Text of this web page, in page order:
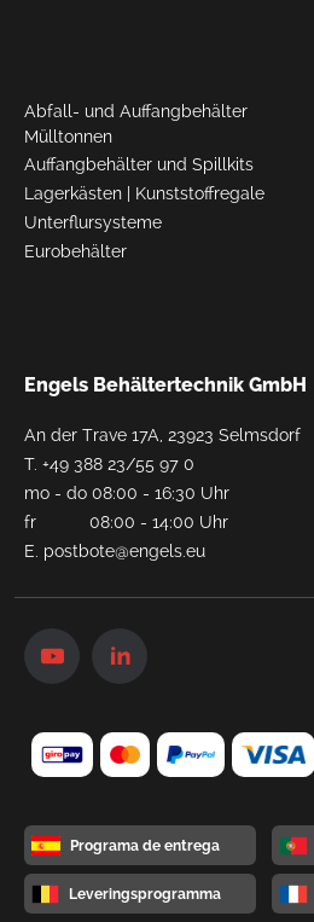
Abfall- und Auffangbehälter
Mülltonnen
Auffangbehälter und Spillkits
Lagerkästen
Kunststoffregale
Unterflursysteme
Eurobehälter
Engels Behältertechnik GmbH
An der Trave 17A, 23923 Selmsdorf
T. +49 388 23/55 97 0
mo - do 08:00 - 16:30 Uhr
fr 08:00 - 14:00 Uhr
E. postbote@engels.eu
Programa de entrega
Leveringsprogramma